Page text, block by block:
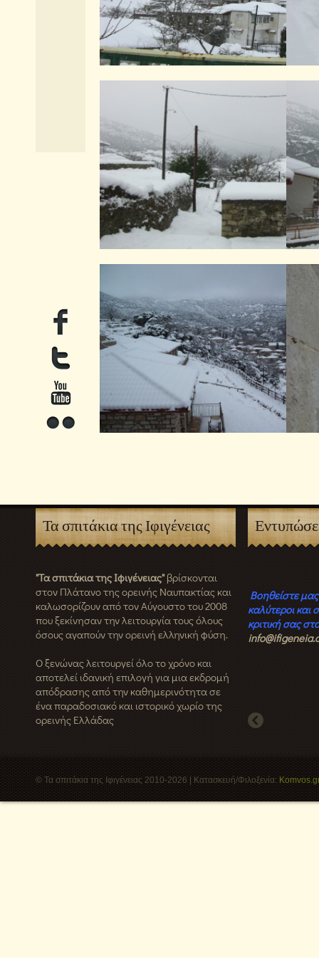
Τα σπιτάκια της Ιφιγένειας
"Τα σπιτάκια της Ιφιγένειας"βρίσκονται
στον Πλάτανο της ορεινής Ναυπακτίας και
καλωσορίζουν από τον Αύγουστο του 2008
που ξεκίνησαν την λειτουργία τους όλους
όσους αγαπούν την ορεινή ελληνική φύση.
Ο ξενώνας λειτουργεί όλο το χρόνο και
αποτελεί ιδανική επιλογή για μια εκδρομή
απόδρασης από την καθημερινότητα σε
ένα παραδοσιακό και ιστορικό χωρίο της
ορεινής Ελλάδας
Βοηθείστε
καλύτεροι και
κριτική σας
© Τα σπιτάκια της Ιφιγένειας 2010-2026 | Κατασκευή/Φιλοξενία: